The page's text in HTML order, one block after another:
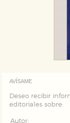
AVÍSAME
Deseo recibir
editoriales sobre:
Autor: